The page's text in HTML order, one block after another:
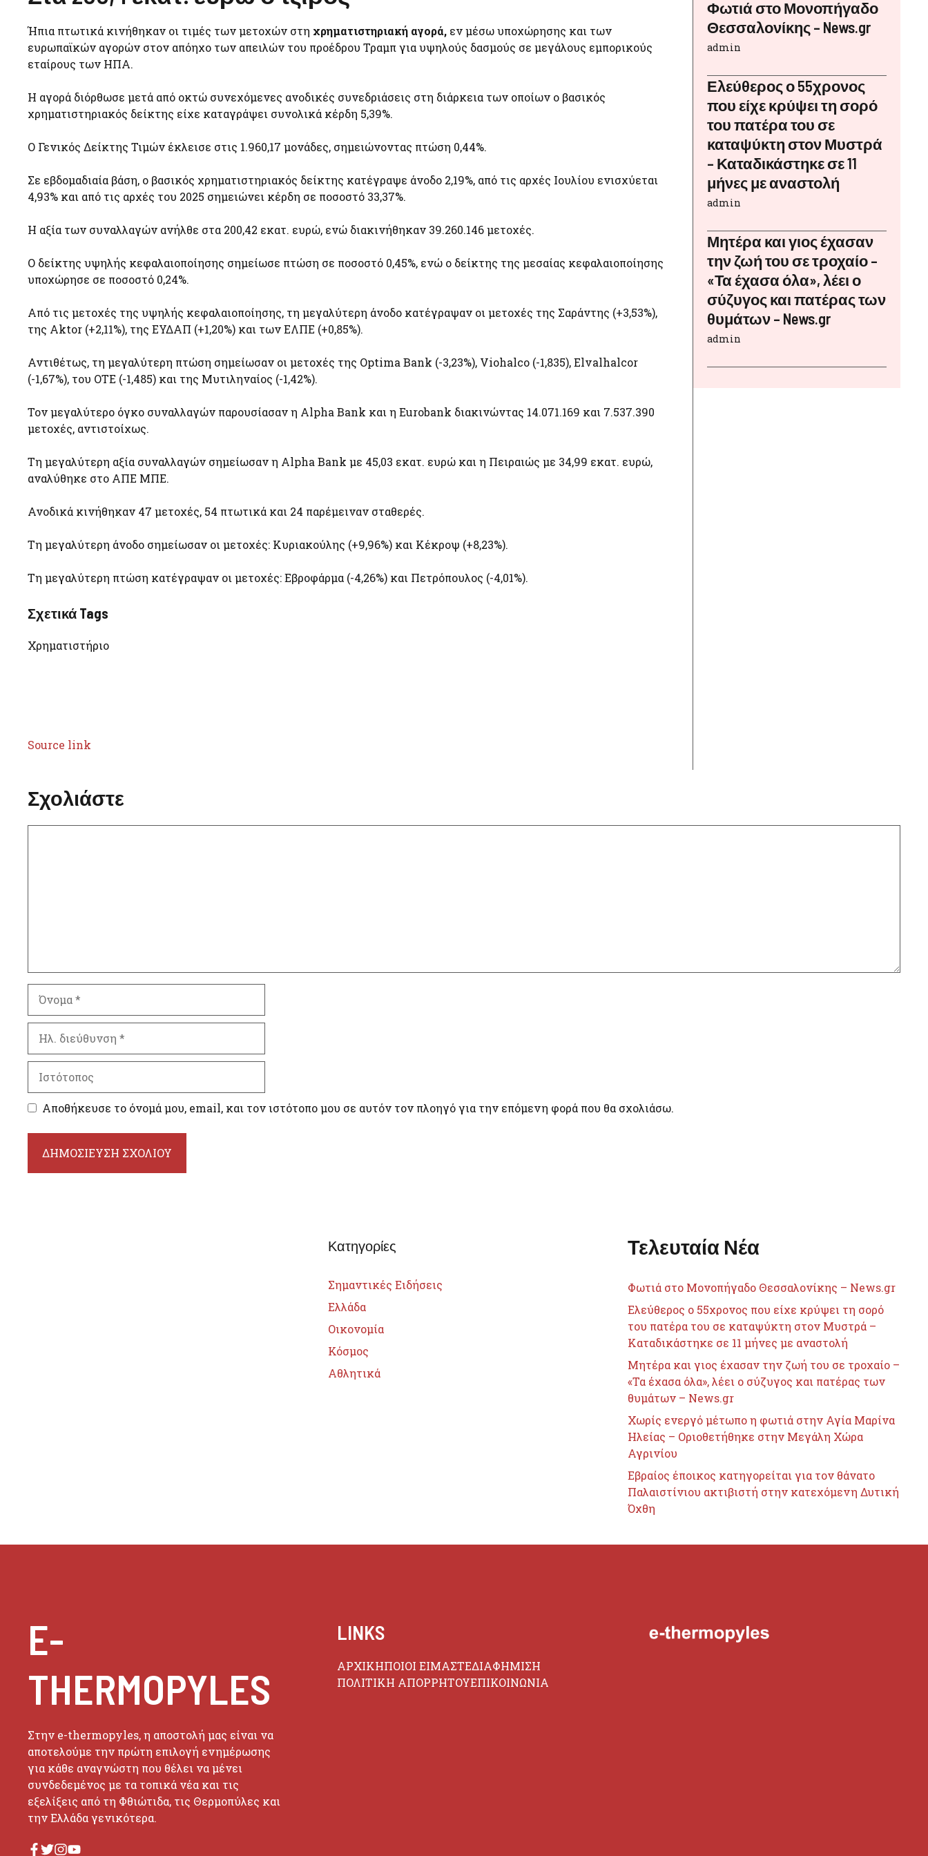
Ήπια πτωτικά κινήθηκαν οι τιμές των μετοχών στη χρηματιστηριακή αγορά, εν μέσω υποχώρησης και των
ευρωπαϊκών αγορών στον απόηχο των απειλών του προέδρου Τραμπ για υψηλούς δασμούς σε μεγάλους εμπορικούς
εταίρους των ΗΠΑ.
Η αγορά διόρθωσε μετά από οκτώ συνεχόμενες ανοδικές συνεδριάσεις στη διάρκεια των οποίων ο βασικός
χρηματιστηριακός δείκτης είχε καταγράψει συνολικά κέρδη 5,39%.
O Γενικός Δείκτης Τιμών έκλεισε στις 1.960,17 μονάδες, σημειώνοντας πτώση 0,44%.
Σε εβδομαδιαία βάση, ο βασικός χρηματιστηριακός δείκτης κατέγραψε άνοδο 2,19%, από τις αρχές Ιουλίου ενισχύεται
4,93% και από τις αρχές του 2025 σημειώνει κέρδη σε ποσοστό 33,37%.
Η αξία των συναλλαγών ανήλθε στα 200,42 εκατ. ευρώ, ενώ διακινήθηκαν 39.260.146 μετοχές.
Ο δείκτης υψηλής κεφαλαιοποίησης σημείωσε πτώση σε ποσοστό 0,45%, ενώ ο δείκτης της μεσαίας κεφαλαιοποίησης
υποχώρησε σε ποσοστό 0,24%.
Από τις μετοχές της υψηλής κεφαλαιοποίησης, τη μεγαλύτερη άνοδο κατέγραψαν οι μετοχές της Σαράντης (+3,53%),
της Aktor (+2,11%), της ΕΥΔΑΠ (+1,20%) και των ΕΛΠΕ (+0,85%).
Αντιθέτως, τη μεγαλύτερη πτώση σημείωσαν οι μετοχές της Optima Bank (-3,23%), Viohalco (-1,835), Elvalhalcor
(-1,67%), του ΟΤΕ (-1,485) και της Μυτιληναίος (-1,42%).
Τον μεγαλύτερο όγκο συναλλαγών παρουσίασαν η Alpha Bank και η Eurobank διακινώντας 14.071.169 και 7.537.390
μετοχές, αντιστοίχως.
Τη μεγαλύτερη αξία συναλλαγών σημείωσαν η Alpha Bank με 45,03 εκατ. ευρώ και η Πειραιώς με 34,99 εκατ. ευρώ,
αναλύθηκε στο ΑΠΕ ΜΠΕ.
Ανοδικά κινήθηκαν 47 μετοχές, 54 πτωτικά και 24 παρέμειναν σταθερές.
Τη μεγαλύτερη άνοδο σημείωσαν οι μετοχές: Κυριακούλης (+9,96%) και Κέκροψ (+8,23%).
Τη μεγαλύτερη πτώση κατέγραψαν οι μετοχές: Εβροφάρμα (-4,26%) και Πετρόπουλος (-4,01%).
Σχετικά Tags
Χρηματιστήριο
Source link
Φωτιά στο Μονοπήγαδο
Θεσσαλονίκης – News.gr
admin
Ελεύθερος ο 55χρονος
που είχε κρύψει τη σορό
του πατέρα του σε
καταψύκτη στον Μυστρά
– Καταδικάστηκε σε 11
μήνες με αναστολή
admin
Μητέρα και γιος έχασαν
την ζωή του σε τροχαίο –
«Τα έχασα όλα», λέει ο
σύζυγος και πατέρας των
θυμάτων – News.gr
admin
Σχολιάστε
διεύθυνση
Αποθήκευσε το όνομά μου, email, και τον ιστότοπο μου σε αυτόν τον πλοηγό για την επόμενη φορά που θα σχολιάσω.
Κατηγορίες
Σημαντικές Ειδήσεις
Ελλάδα
Οικονομία
Κόσμος
Αθλητικά
Τελευταία Νέα
Φωτιά στο Μονοπήγαδο Θεσσαλονίκης – News.gr
Ελεύθερος ο 55χρονος που είχε κρύψει τη σορό
του πατέρα του σε καταψύκτη στον Μυστρά –
Καταδικάστηκε σε 11 μήνες με αναστολή
Μητέρα και γιος έχασαν την ζωή του σε τροχαίο –
«Τα έχασα όλα», λέει ο σύζυγος και πατέρας των
θυμάτων – News.gr
Χωρίς ενεργό μέτωπο η φωτιά στην Αγία Μαρίνα
Ηλείας – Οριοθετήθηκε στην Μεγάλη Χώρα
Αγρινίου
Εβραίος έποικος κατηγορείται για τον θάνατο
Παλαιστίνιου ακτιβιστή στην κατεχόμενη Δυτική
Όχθη
E-
THERMOPYLES
Στην e-thermopyles, η αποστολή μας είναι να
αποτελούμε την πρώτη επιλογή ενημέρωσης
για κάθε αναγνώστη που θέλει να μένει
συνδεδεμένος με τα τοπικά νέα και τις
εξελίξεις από τη Φθιώτιδα, τις Θερμοπύλες και
την Ελλάδα γενικότερα.
LINKS
ΑΡΧΙΚΗΠΟΙΟΙ ΕΙΜΑΣΤΕΔΙΑΦΗΜΙΣΗ
ΠΟΛΙΤΙΚΗ ΑΠΟΡΡΗΤΟΥΕΠΙΚΟΙΝΩΝΙΑ